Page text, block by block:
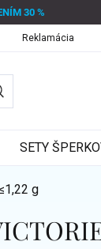
30 %
Reklamácia
SETY
g